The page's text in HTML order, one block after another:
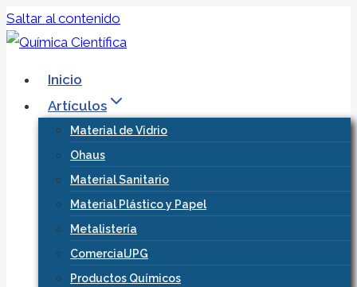
Saltar al contenido
Inicio
Artículos
Material de Vidrio
Ohaus
Material Sanitario
Material Plástico y Papel
Metalistería
ComercialJPG
Productos Químicos